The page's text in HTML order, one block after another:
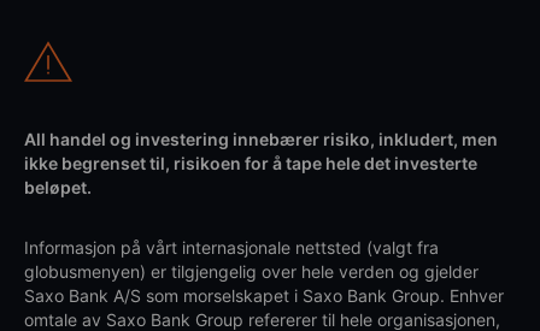
All handel og investering innebærer risiko, inkludert, men
ikke begrenset til, risikoen for å tape hele det investerte
beløpet.
Informasjon på vårt internasjonale nettsted (valgt fra
globusmenyen) er tilgjengelig over hele verden og gjelder
Saxo Bank A/S som morselskapet i Saxo Bank Group. Enhver
omtale av Saxo Bank Group refererer til hele organisasjonen,